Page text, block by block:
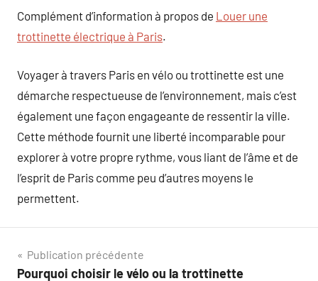
Complément d’information à propos de Louer une
trottinette électrique à Paris.
Voyager à travers Paris en vélo ou trottinette est une
démarche respectueuse de l’environnement, mais c’est
également une façon engageante de ressentir la ville.
Cette méthode fournit une liberté incomparable pour
explorer à votre propre rythme, vous liant de l’âme et de
l’esprit de Paris comme peu d’autres moyens le
permettent.
Navigation
Publication précédente
Pourquoi choisir le vélo ou la trottinette